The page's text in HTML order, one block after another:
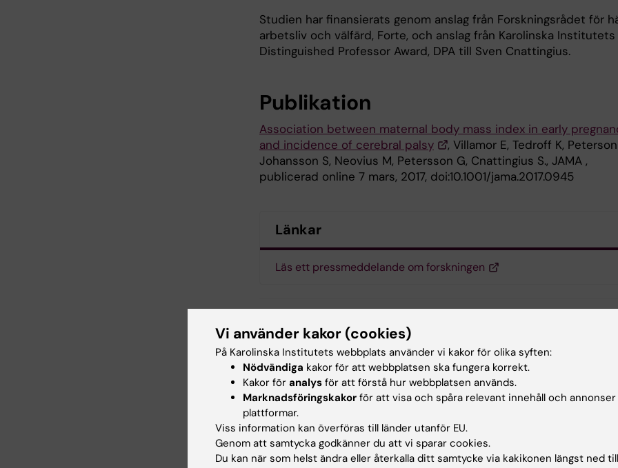
Studien har finansierats genom anslag från Forskningsrådet för
arbetsliv och välfärd, Forte, och anslag från Karolinska Institutets
Distinguished Professor Award, DPA till Sven Cnattingius.
Publikation
Association between maternal body mass index in early
and incidence of cerebral palsy
, Villamor E, Tedroff K,
Johansson S, Neovius M, Petersson G, Cnattingius S., JAMA ,
publicerad online 7 mars, 2017, doi:10.1001/jama.2017.0945
Länkar
Läs ett pressmeddelande om forskningen
Tags
Pediatrik Fetma och övervikt
Neonatologi
Uppdaterad av:
Webb Admin 2018-07-06
Vi använder kakor (cookies)
På Karolinska Institutets webbplats använder vi kakor för olika syften:
Nödvändiga kakor för att webbplatsen ska fungera korrekt.
Kakor för analys för att förstå hur webbplatsen används.
Marknadsföringskakor för att visa och spåra relevant innehåll och
plattformar.
Viss information kan överföras till länder utanför EU.
Genom att samtycka godkänner du att vi sparar cookies.
Du kan när som helst ändra eller återkalla ditt samtycke via kakikonen längst ned